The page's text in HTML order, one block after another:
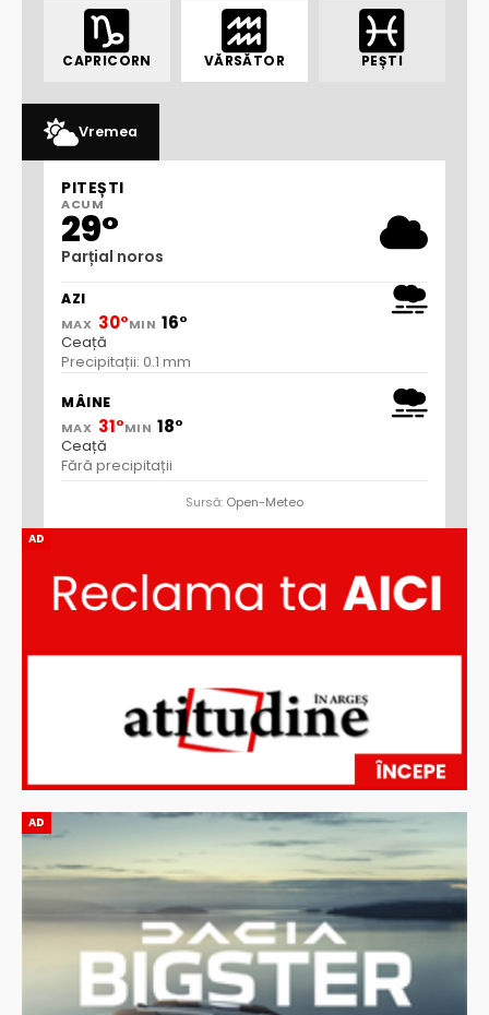
AD
AD
CAPRICORN VĂRSĂTOR PEȘTI
Vremea
PITEȘTI
ACUM
29°
Parțial noros
AZI
MAX 30°MIN 16°
Ceață
Precipitații: 0.1 mm
MÂINE
MAX 31°MIN 18°
Ceață
Fără precipitații
Sursă: Open-Meteo